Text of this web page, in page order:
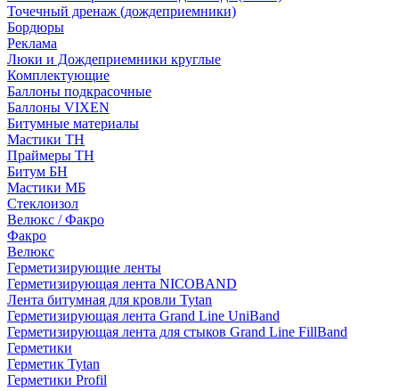
Точечный дренаж (дождеприемники)
Бордюры
Рекламa
Люки и Дождеприемники круглые
Комплектующие
Баллоны подкрасочные
Баллоны VIXEN
Битумные материалы
Мастики ТН
Праймеры ТН
Битум БН
Мастики МБ
Стеклоизол
Велюкс / Факро
Факро
Велюкс
Герметизирующие ленты
Герметизирующая лента NICOBAND
Лента битумная для кровли Tytan
Герметизирующая лента Grand Line UniBand
Герметизирующая лента для стыков Grand Line FillBand
Герметики
Герметик Tytan
Герметики Profil